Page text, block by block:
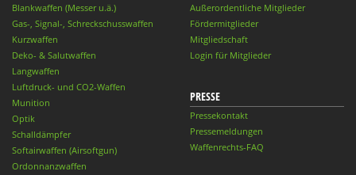
Blankwaffen (Messer u.ä.)
Gas-, Signal-, Schreckschusswaffen
Kurzwaffen
Deko- & Salutwaffen
Langwaffen
Luftdruck- und CO2-Waffen
Munition
Optik
Schalldämpfer
Softairwaffen (Airsoftgun)
Ordonnanzwaffen
Außerordentliche Mitglieder
Fördermitglieder
Mitgliedschaft
Login für Mitglieder
PRESSE
Pressekontakt
Pressemeldungen
Waffenrechts-FAQ